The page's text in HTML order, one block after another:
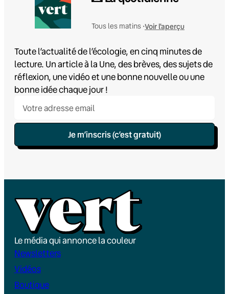
Tous les matins •Voir l'aperçu
Toute l’actualité de l’écologie, en cinq minutes de
lecture. Un article à la Une, des brèves, des sujets de
réflexion, une vidéo et une bonne nouvelle ou une
bonne idée chaque jour !
Je m’inscris (c’est gratuit)
Le média qui annonce la couleur
Newsletters
Vidéos
Boutique